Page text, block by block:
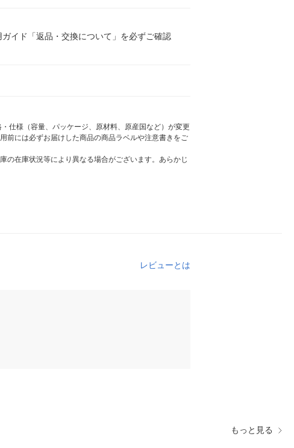
イド「返品・交換について」を必ずご確認
仕様（容量、パッケージ、原材料、原産国など）が変更
前には必ずお届けした商品の商品ラベルや注意書きをご
の在庫状況等により異なる場合がございます。あらかじ
レビューとは
もっと見る